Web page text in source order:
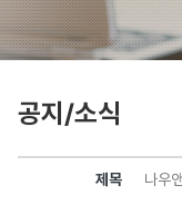
공지/소식
제목 나우